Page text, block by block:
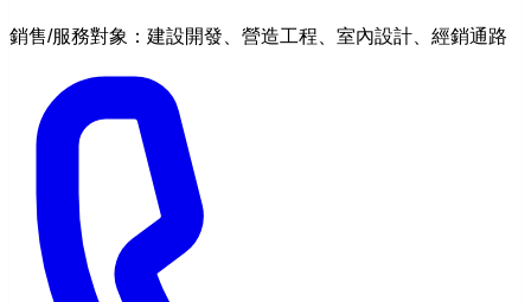
銷售/服務對象：建設開發、營造工程、室內設計、經銷通路